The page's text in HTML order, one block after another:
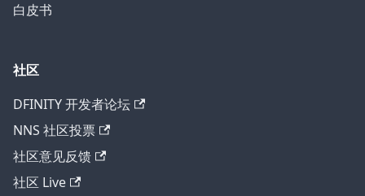
白皮书
社区
DFINITY 开发者论坛
NNS 社区投票
社区意见反馈
社区 Live